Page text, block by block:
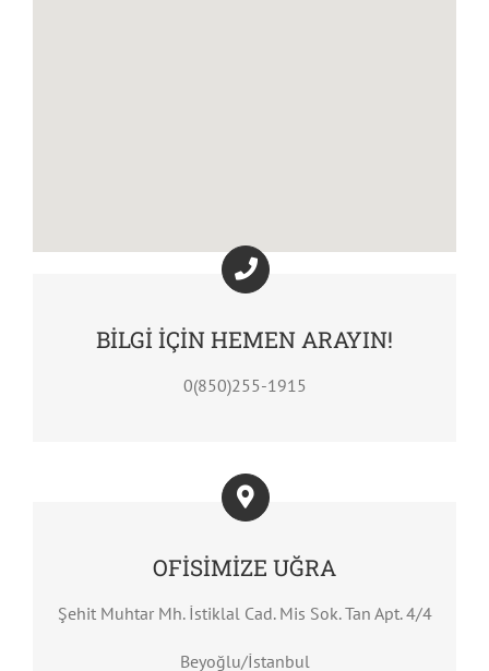
BİLGİ İÇİN HEMEN ARAYIN!
0(850)255-1915
OFİSİMİZE UĞRA
Şehit Muhtar Mh. İstiklal Cad. Mis Sok. Tan Apt. 4/4
Beyoğlu/İstanbul